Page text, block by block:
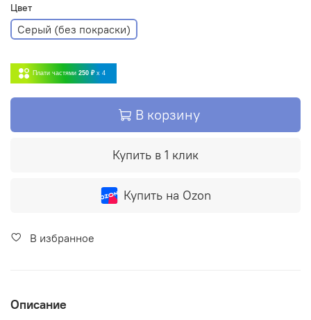
Цвет
Серый (без покраски)
Плати частями 250 ₽ x 4
В корзину
Купить в 1 клик
Купить на Ozon
В избранное
Описание